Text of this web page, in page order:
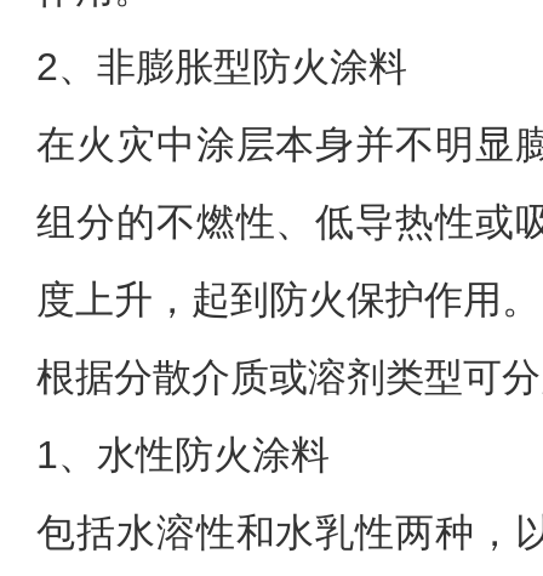
2、 非膨胀型防火涂料
在火灾中涂层本身并不明显
组分的不燃性、低导热性或
度上升，起到防火保护作用。
根据分散介质或溶剂类型可
1、 水性防火涂料
包括水溶性和水乳性两种，